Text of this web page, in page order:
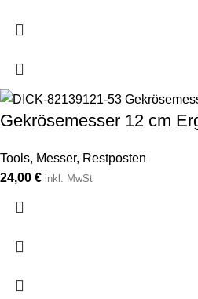
Gekrösemesser 12 cm
Tools, Messer, Restposten
24,00 € inkl. MwSt